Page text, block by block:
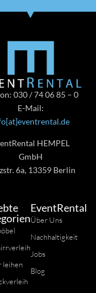
030 / 74 06 85 – 0
E-Mail:
HEMPEL
GmbH
6a, 13359 Berlin
leihen
EventRental
Über Uns
Nachhaltigkeit
Jobs
Blog